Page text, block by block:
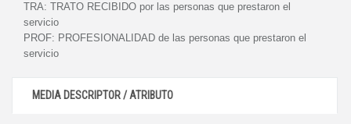
TRA: TRATO RECIBIDO por las personas que prestaron el
servicio
PROF: PROFESIONALIDAD de las personas que prestaron el
servicio
MEDIA DESCRIPTOR / ATRIBUTO